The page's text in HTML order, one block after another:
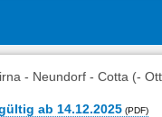
- Neundorf - Cotta (-
ab 14.12.2025